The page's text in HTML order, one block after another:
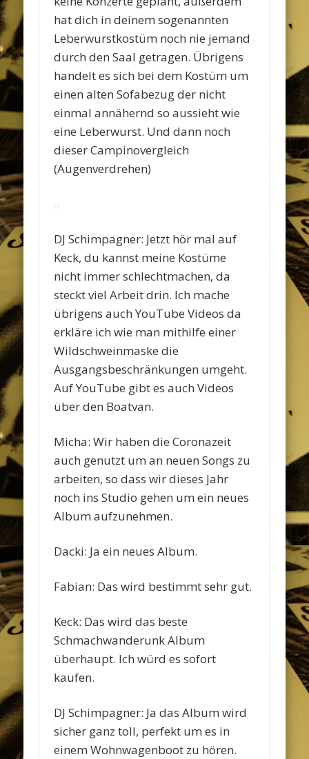
hat dich in deinem sogenannten
Leberwurstkostüm noch nie jemand
durch den Saal getragen. Übrigens
handelt es sich bei dem Kostüm um
einen alten Sofabezug der nicht
einmal annähernd so aussieht wie
eine Leberwurst. Und dann noch
dieser Campinovergleich
(Augenverdrehen)
DJ Schimpagner: Jetzt hör mal auf
Keck, du kannst meine Kostüme
nicht immer schlechtmachen, da
steckt viel Arbeit drin. Ich mache
übrigens auch YouTube Videos da
erkläre ich wie man mithilfe einer
Wildschweinmaske die
Ausgangsbeschränkungen umgeht.
Auf YouTube gibt es auch Videos
über den Boatvan.
Micha: Wir haben die Coronazeit
auch genutzt um an neuen Songs zu
arbeiten, so dass wir dieses Jahr
noch ins Studio gehen um ein neues
Album aufzunehmen.
Dacki: Ja ein neues Album.
Fabian: Das wird bestimmt sehr gut.
Keck: Das wird das beste
Schmachwanderunk Album
überhaupt. Ich würd es sofort
kaufen.
DJ Schimpagner: Ja das Album wird
sicher ganz toll, perfekt um es in
einem Wohnwagenboot zu hören.